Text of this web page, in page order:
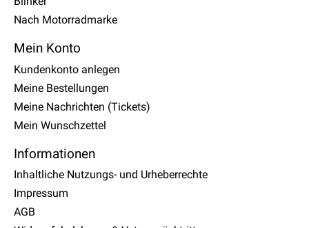
Nach Motorradmarke
Mein Konto
Kundenkonto anlegen
Meine Bestellungen
Meine Nachrichten (Tickets)
Mein Wunschzettel
Informationen
Inhaltliche Nutzungs- und Urheberrechte
Impressum
AGB